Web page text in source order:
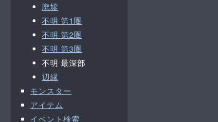
廃墟
不明 第1圏
不明 第2圏
不明 第3圏
不明 最深部
辺縁
モンスター
アイテム
イベント検索